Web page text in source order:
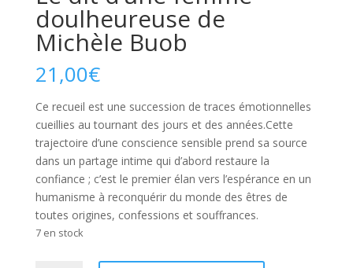
doulheureuse de
Michèle Buob
21,00€
Ce recueil est une succession de traces émotionnelles
cueillies au tournant des jours et des années.Cette
trajectoire d’une conscience sensible prend sa source
dans un partage intime qui d’abord restaure la
confiance ; c’est le premier élan vers l’espérance en un
humanisme à reconquérir du monde des êtres de
toutes origines, confessions et souffrances.
7 en stock